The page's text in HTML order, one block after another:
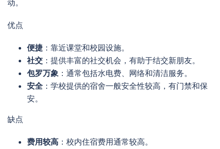
动。
优点
便捷 ：靠近课堂和校园设施。
社交 ：提供丰富的社交机会，有助于结交新朋友。
包罗万象 ：通常包括水电费、网络和清洁服务。
安全 ：学校提供的宿舍一般安全性较高，有门禁和保
安。
缺点
费用较高 ：校内住宿费用通常较高。